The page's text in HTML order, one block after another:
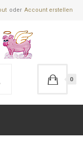
Account erstellen
0